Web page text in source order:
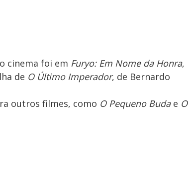
cinema foi em Furyo: Em Nome da Honra,
de O Último Imperador, de Bernardo
outros filmes, como O Pequeno Budae O